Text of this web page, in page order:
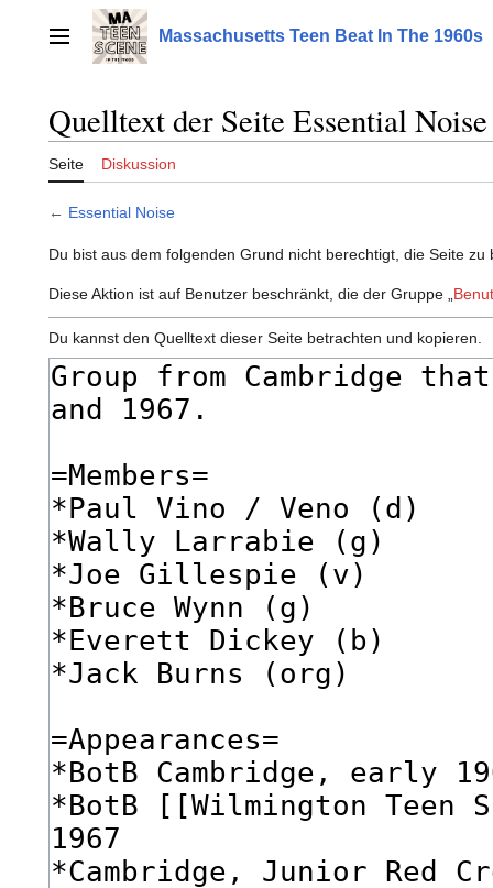
springenHauptmenü Massachusetts Teen Beat In The 1960s
Quelltext der Seite Essential Noise
Seite Diskussion
← Essential Noise
Du bist aus dem folgenden Grund nicht berechtigt, die Seite zu
Diese Aktion ist auf Benutzer beschränkt, die der Gruppe „
Du kannst den Quelltext dieser Seite betrachten und kopieren.